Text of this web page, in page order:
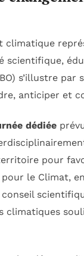
climatique
scientifique,
s’illustre par
anticiper et
dédiée
pour
le Climat,
conseil
climatiques